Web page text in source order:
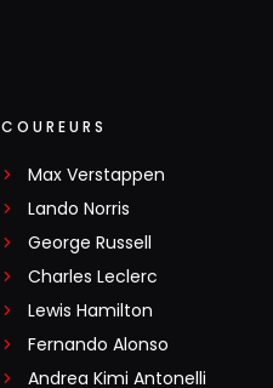
COUREURS
Max Verstappen
Lando Norris
George Russell
Charles Leclerc
Lewis Hamilton
Fernando Alonso
Andrea Kimi Antonelli